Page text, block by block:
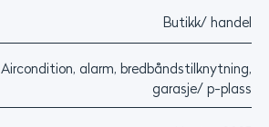
Butikk/ handel
Aircondition, alarm, bredbåndstilknytning,
garasje/ p-plass